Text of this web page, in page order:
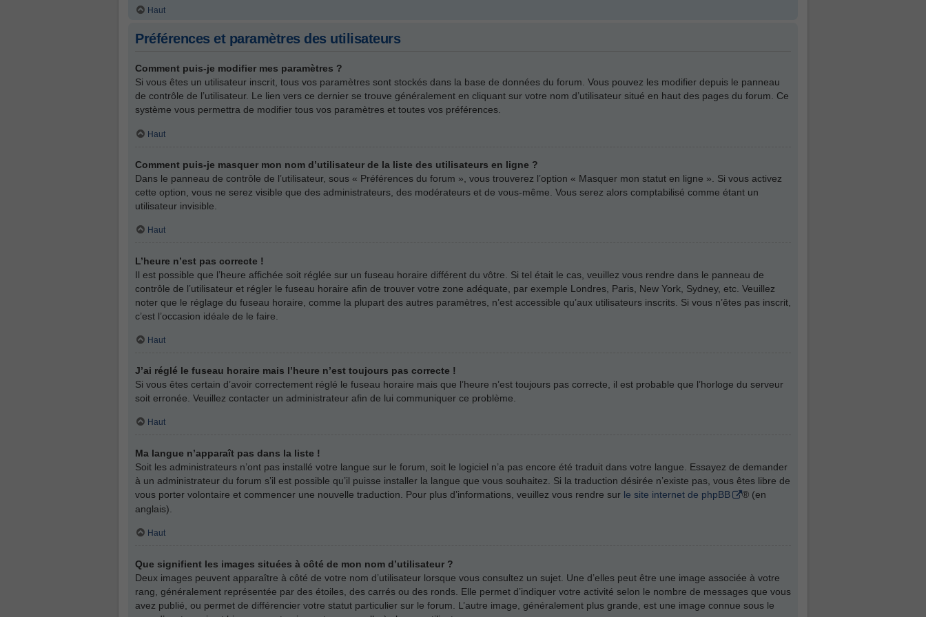
Haut
Préférences et paramètres des utilisateurs
Comment puis-je modifier mes paramètres ?
Si vous êtes un utilisateur inscrit, tous vos paramètres sont stockés dans la base de données du forum. Vous pouvez les modifier depuis le panneau
de contrôle de l’utilisateur. Le lien vers ce dernier se trouve généralement en cliquant sur votre nom d’utilisateur situé en haut des pages du forum. Ce
système vous permettra de modifier tous vos paramètres et toutes vos préférences.
Haut
Comment puis-je masquer mon nom d’utilisateur de la liste des utilisateurs en ligne ?
Dans le panneau de contrôle de l’utilisateur, sous « Préférences du forum », vous trouverez l’option « Masquer mon statut en ligne ». Si vous activez
cette option, vous ne serez visible que des administrateurs, des modérateurs et de vous-même. Vous serez alors comptabilisé comme étant un
utilisateur invisible.
Haut
L’heure n’est pas correcte !
Il est possible que l’heure affichée soit réglée sur un fuseau horaire différent du vôtre. Si tel était le cas, veuillez vous rendre dans le panneau de
contrôle de l’utilisateur et régler le fuseau horaire afin de trouver votre zone adéquate, par exemple Londres, Paris, New York, Sydney, etc. Veuillez
noter que le réglage du fuseau horaire, comme la plupart des autres paramètres, n’est accessible qu’aux utilisateurs inscrits. Si vous n’êtes pas inscrit,
c’est l’occasion idéale de le faire.
Haut
J’ai réglé le fuseau horaire mais l’heure n’est toujours pas correcte !
Si vous êtes certain d’avoir correctement réglé le fuseau horaire mais que l’heure n’est toujours pas correcte, il est probable que l’horloge du serveur
soit erronée. Veuillez contacter un administrateur afin de lui communiquer ce problème.
Haut
Ma langue n’apparaît pas dans la liste !
Soit les administrateurs n’ont pas installé votre langue sur le forum, soit le logiciel n’a pas encore été traduit dans votre langue. Essayez de demander
à un administrateur du forum s’il est possible qu’il puisse installer la langue que vous souhaitez. Si la traduction désirée n’existe pas, vous êtes libre de
vous porter volontaire et commencer une nouvelle traduction. Pour plus d’informations, veuillez vous rendre sur le site internet de phpBB
® (en
anglais).
Haut
Que signifient les images situées à côté de mon nom d’utilisateur ?
Deux images peuvent apparaître à côté de votre nom d’utilisateur lorsque vous consultez un sujet. Une d’elles peut être une image associée à votre
rang, généralement représentée par des étoiles, des carrés ou des ronds. Elle permet d’indiquer votre activité selon le nombre de messages que vous
avez publié, ou permet de différencier votre statut particulier sur le forum. L’autre image, généralement plus grande, est une image connue sous le